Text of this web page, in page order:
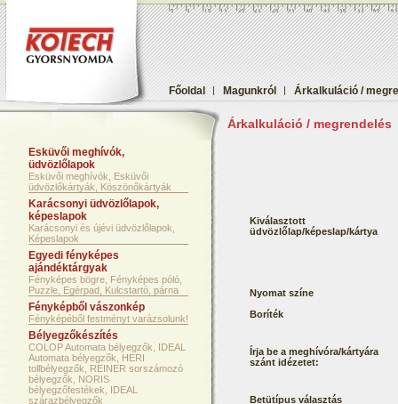
Főoldal | Magunkról | Árkalkuláció /
Árkalkuláció / megrendelés
Esküvői meghívók,
üdvözlőlapok
Esküvői meghívók, Esküvői
üdvözlőkártyák, Köszönőkártyák
Karácsonyi üdvözlőlapok,
képeslapok
Karácsonyi és újévi üdvözlőlapok,
Képeslapok
Egyedi fényképes
ajándéktárgyak
Fényképes bögre, Fényképes póló,
Puzzle, Egérpad, Kulcstartó, párna
Fényképből vászonkép
Fényképéből festményt varázsolunk!
Bélyegzőkészítés
COLOP Automata bélyegzők, IDEAL
Automata bélyegzők, HERI
tollbélyegzők, REINER sorszámozó
bélyegzők, NORIS
bélyegzőfestékek, IDEAL
szárazbélyegzők
Kiválasztott
üdvözlőlap/képeslap/kártya
Nyomat színe
Boríték
Írja be a meghívóra/kártyára
szánt idézetet:
Betütípus választás